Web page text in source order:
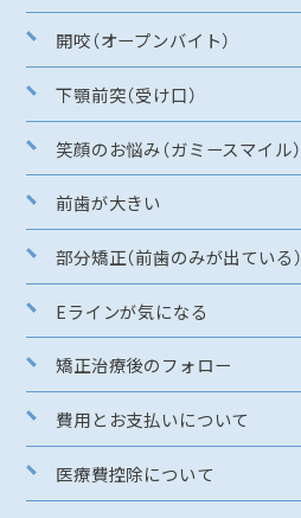
開咬（オープンバイト）
下顎前突（受け口）
笑顔のお悩み（ガミースマイル）
前歯が大きい
部分矯正（前歯のみが出ている）
Eラインが気になる
矯正治療後のフォロー
費用とお支払いについて
医療費控除について